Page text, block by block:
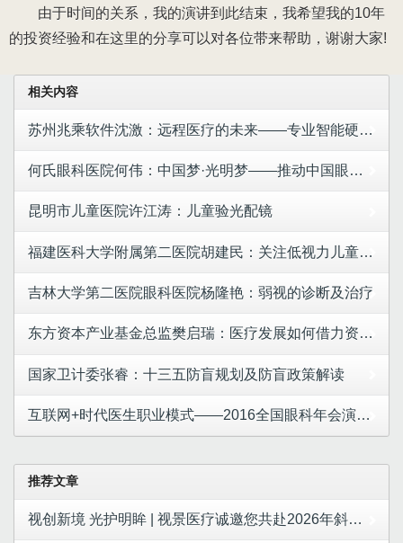
由于时间的关系，我的演讲到此结束，我希望我的10年
的投资经验和在这里的分享可以对各位带来帮助，谢谢大家!
相关内容
苏州兆乘软件沈激：远程医疗的未来——专业智能硬件+互联网
何氏眼科医院何伟：中国梦·光明梦——推动中国眼产业的发展
昆明市儿童医院许江涛：儿童验光配镜
福建医科大学附属第二医院胡建民：关注低视力儿童认知 倡导康复教育结合
吉林大学第二医院眼科医院杨隆艳：弱视的诊断及治疗
东方资本产业基金总监樊启瑞：医疗发展如何借力资本?
国家卫计委张睿：十三五防盲规划及防盲政策解读
互联网+时代医生职业模式——2016全国眼科年会演讲精选
推荐文章
视创新境 光护明眸 | 视景医疗诚邀您共赴2026年斜视与小儿眼科学术大会